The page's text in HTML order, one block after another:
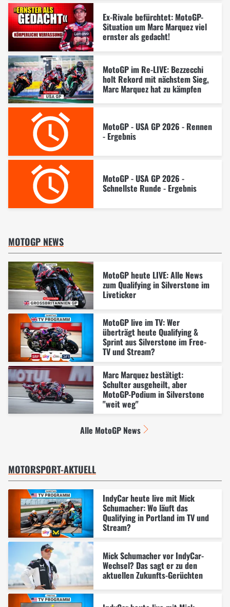
Ex-Rivale befürchtet: MotoGP-
Situation um Marc Marquez viel
ernster als gedacht!
MotoGP im Re-LIVE: Bezzecchi
holt Rekord mit nächstem Sieg,
Marc Marquez hat zu kämpfen
MotoGP - USA GP 2026 - Rennen
- Ergebnis
MotoGP - USA GP 2026 -
Schnellste Runde - Ergebnis
MOTOGP NEWS
MotoGP heute LIVE: Alle News
zum Qualifying in Silverstone im
Liveticker
MotoGP live im TV: Wer
überträgt heute Qualifying &
Sprint aus Silverstone im Free-
TV und Stream?
Marc Marquez bestätigt:
Schulter ausgeheilt, aber
MotoGP-Podium in Silverstone
"weit weg"
Alle MotoGP News
MOTORSPORT-AKTUELL
IndyCar heute live mit Mick
Schumacher: Wo läuft das
Qualifying in Portland im TV und
Stream?
Mick Schumacher vor IndyCar-
Wechsel? Das sagt er zu den
aktuellen Zukunfts-Gerüchten